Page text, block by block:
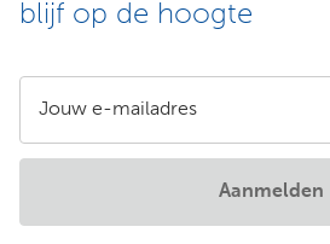
blijf op de hoogte
Jouw e-mailadres
Aanmelden